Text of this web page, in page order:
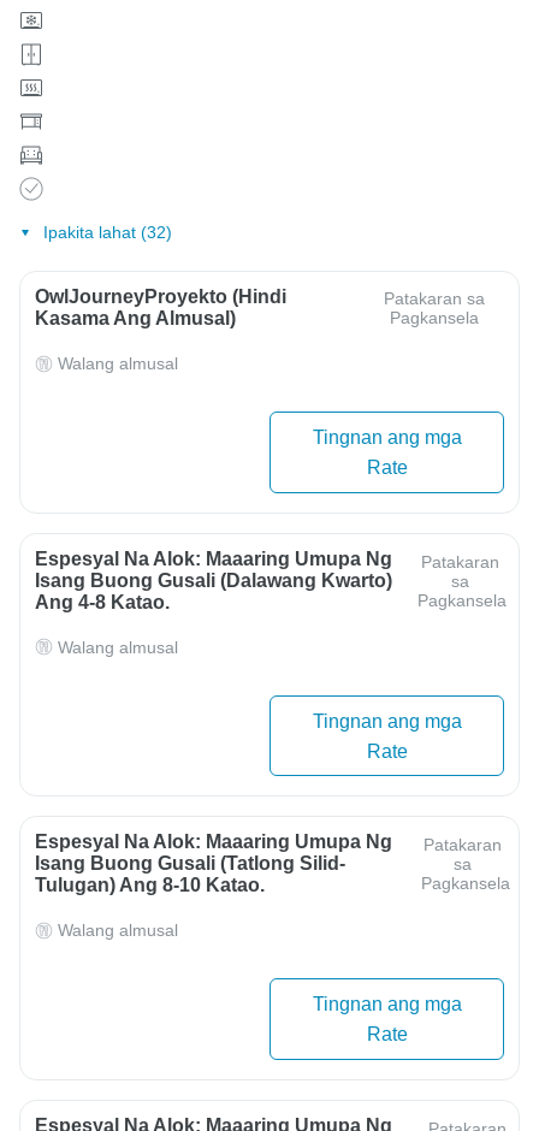
Ipakita lahat (32)
OwlJourneyProyekto (Hindi
Kasama Ang Almusal)
Patakaran sa
Pagkansela
Walang almusal
Tingnan ang mga
Rate
Espesyal Na Alok: Maaaring Umupa Ng
Isang Buong Gusali (dalawang Kwarto)
Ang 4-8 Katao.
Patakaran
sa
Pagkansela
Walang almusal
Tingnan ang mga
Rate
Espesyal Na Alok: Maaaring Umupa Ng
Isang Buong Gusali (tatlong Silid-
Tulugan) Ang 8-10 Katao.
Patakaran
sa
Pagkansela
Walang almusal
Tingnan ang mga
Rate
Espesyal Na Alok: Maaaring Umupa Ng